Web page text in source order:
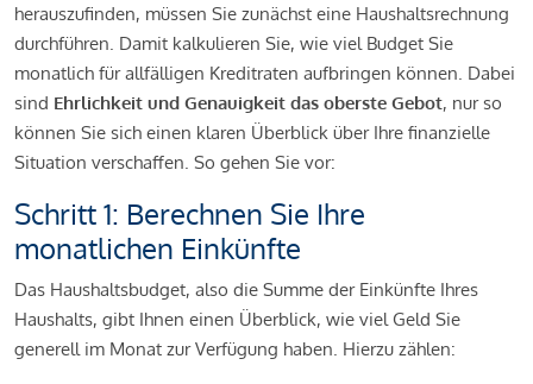
herauszufinden, müssen Sie zunächst eine Haushaltsrechnung
durchführen. Damit kalkulieren Sie, wie viel Budget Sie
monatlich für allfälligen Kreditraten aufbringen können. Dabei
sind Ehrlichkeit und Genauigkeit das oberste Gebot, nur so
können Sie sich einen klaren Überblick über Ihre finanzielle
Situation verschaffen. So gehen Sie vor:
Schritt 1: Berechnen Sie Ihre
monatlichen Einkünfte
Das Haushaltsbudget, also die Summe der Einkünfte Ihres
Haushalts, gibt Ihnen einen Überblick, wie viel Geld Sie
generell im Monat zur Verfügung haben. Hierzu zählen: